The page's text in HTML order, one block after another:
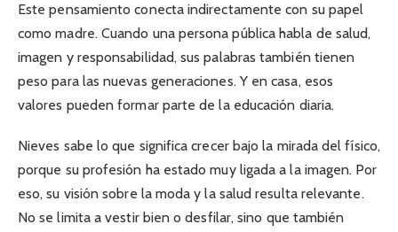
Este pensamiento conecta indirectamente con su papel
como madre. Cuando una persona pública habla de salud,
imagen y responsabilidad, sus palabras también tienen
peso para las nuevas generaciones. Y en casa, esos
valores pueden formar parte de la educación diaria.
Nieves sabe lo que significa crecer bajo la mirada del físico,
porque su profesión ha estado muy ligada a la imagen. Por
eso, su visión sobre la moda y la salud resulta relevante.
No se limita a vestir bien o desfilar, sino que también